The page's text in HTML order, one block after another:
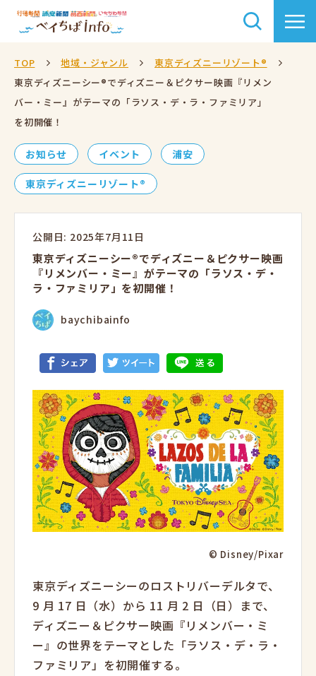
TOP 地域・ジャンル
東京ディズニーリゾート®
東京ディズニーシー®でディズニー＆ピクサー映画『リメン
バー・ミー』がテーマの「ラソス・デ・ラ・ファミリア」
を初開催！
お知らせ イベント 浦安
東京ディズニーリゾート®
公開日: 2025年7月11日
東京ディズニーシー®でディズニー＆ピクサー映画
『リメンバー・ミー』がテーマの「ラソス・デ・
ラ・ファミリア」を初開催！
baychibainfo
© Disney/Pixar
東京ディズニーシーのロストリバーデルタで、
9 月 17 日（水）から 11 月 2 日（日）まで、
ディズニー＆ピクサー映画『リメンバー・ミ
ー』の世界をテーマとした「ラソス・デ・ラ・
ファミリア」を初開催する。